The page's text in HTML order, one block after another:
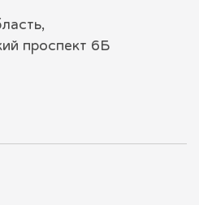
проспект 6Б